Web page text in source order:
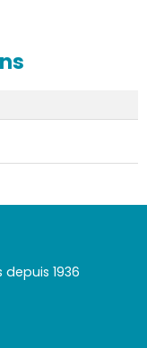
1936